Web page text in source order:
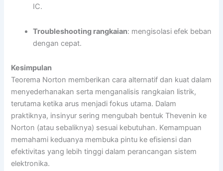
IC.
Troubleshooting rangkaian: mengisolasi efek beban
dengan cepat.
Kesimpulan
Teorema Norton memberikan cara alternatif dan kuat dalam
menyederhanakan serta menganalisis rangkaian listrik,
terutama ketika arus menjadi fokus utama. Dalam
praktiknya, insinyur sering mengubah bentuk Thevenin ke
Norton (atau sebaliknya) sesuai kebutuhan. Kemampuan
memahami keduanya membuka pintu ke efisiensi dan
efektivitas yang lebih tinggi dalam perancangan sistem
elektronika.